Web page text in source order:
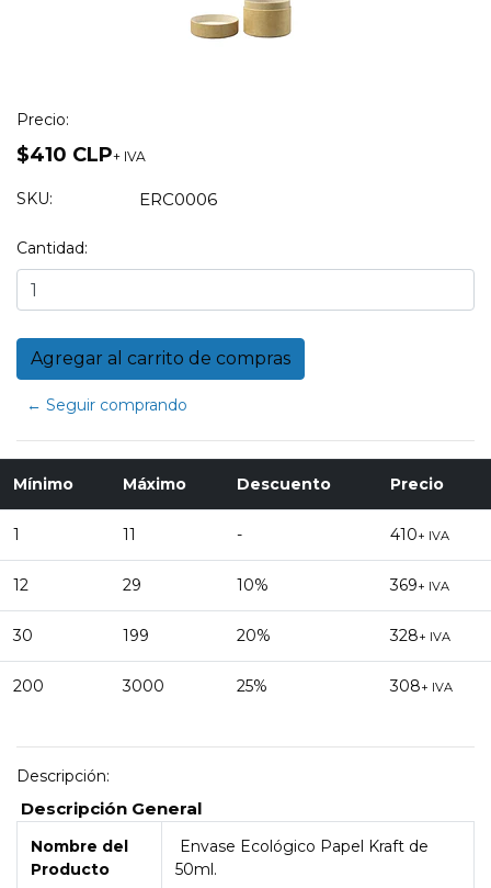
Precio:
$410 CLP+ IVA
SKU: ERC0006
Cantidad:
← Seguir comprando
Mínimo Máximo Descuento Precio
1 11 - 410+ IVA
12 29 10% 369+ IVA
30 199 20% 328+ IVA
200 3000 25% 308+ IVA
Descripción:
Descripción General
Nombre del
Producto
Envase Ecológico Papel Kraft de
50ml.